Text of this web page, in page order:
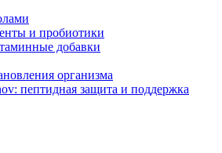
и пробиотики
добавки
организма
пептидная защита и поддержка